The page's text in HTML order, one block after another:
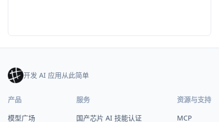
开发 AI 应用从此简单
产品
模型广场
服务
国产芯片 AI 技能认证
资源与支持
MCP